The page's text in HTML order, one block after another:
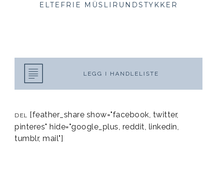
ELTEFRIE MÜSLIRUNDSTYKKER
LEGG I HANDLELISTE
DEL [feather_share show="facebook, twitter,
pinteres" hide="google_plus, reddit, linkedin,
tumblr, mail"]